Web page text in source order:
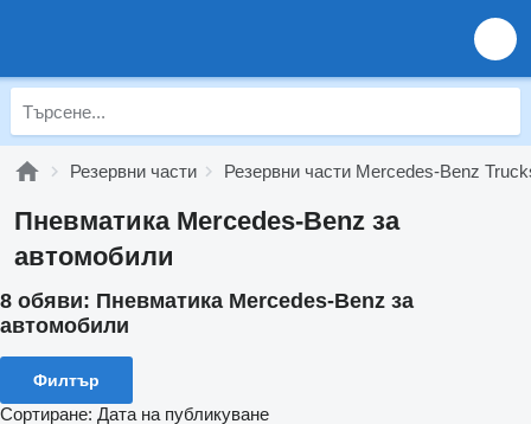
Резервни части Резервни части Mercedes-Benz
Пневматика Mercedes-Benz за
автомобили
8 обяви: Пневматика Mercedes-Benz за
автомобили
Филтър
Сортиране: Дата на публикуване